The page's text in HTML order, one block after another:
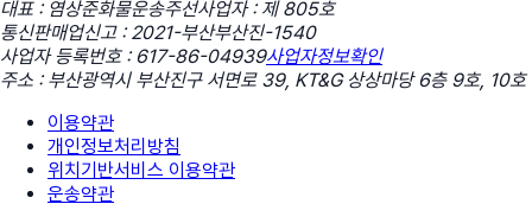
대표 : 염상준화물운송주선사업자 : 제 805호
통신판매업신고 : 2021-부산부산진-1540
사업자 등록번호 : 617-86-04939사업자정보확인
주소 : 부산광역시 부산진구 서면로 39, KT&G 상상마당 6층 9호, 10호
이용약관
개인정보처리방침
위치기반서비스 이용약관
운송약관